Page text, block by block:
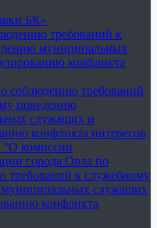
БК»
требований к
муниципальных
конфликта
соблюдению требований
поведению
служащих и
конфликта интересов
комиссии
города Орла по
требований к служебному
служащих
конфликта